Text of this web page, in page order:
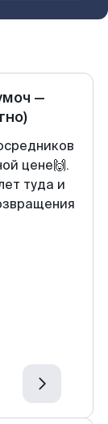
—
цене🙌.
туда и